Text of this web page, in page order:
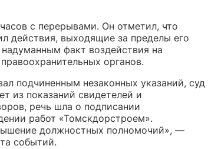
с перерывами. Он отметил, что
действия, выходящие за пределы его
факт воздействия на
органов.
подчиненным незаконных указаний, суд
из показаний свидетелей и
речь шла о подписании
работ «Томскдорстроем».
должностных полномочий», —
событий.